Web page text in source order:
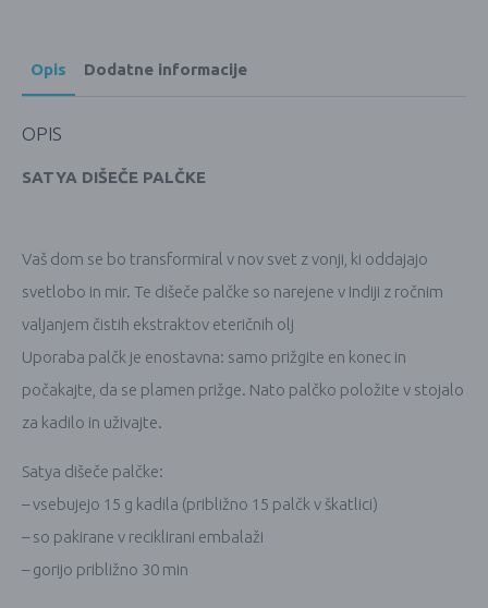
Opis Dodatne informacije
OPIS
SATYA DIŠEČE PALČKE
Vaš dom se bo transformiral v nov svet z vonji, ki oddajajo
svetlobo in mir. Te dišeče palčke so narejene v Indiji z ročnim
valjanjem čistih ekstraktov eteričnih olj
Uporaba palčk je enostavna: samo prižgite en konec in
počakajte, da se plamen prižge. Nato palčko položite v stojalo
za kadilo in uživajte.
Satya dišeče palčke:
– vsebujejo 15 g kadila (približno 15 palčk v škatlici)
– so pakirane v reciklirani embalaži
– gorijo približno 30 min